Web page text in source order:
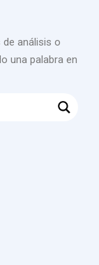
análisis o
una palabra en